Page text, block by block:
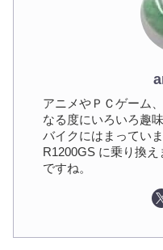
アニメやＰＣゲーム
なる度にいろいろ趣
バイクにはまってい
R1200GS に乗り換
ですね。